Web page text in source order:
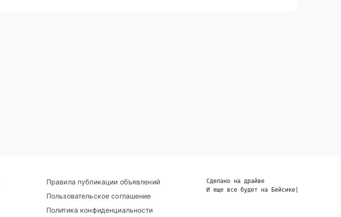
Правила публикации объявлений
Пользовательское соглашение
Политика конфиденциальности
Сделано на драйве
И еще все будет на Бейсике